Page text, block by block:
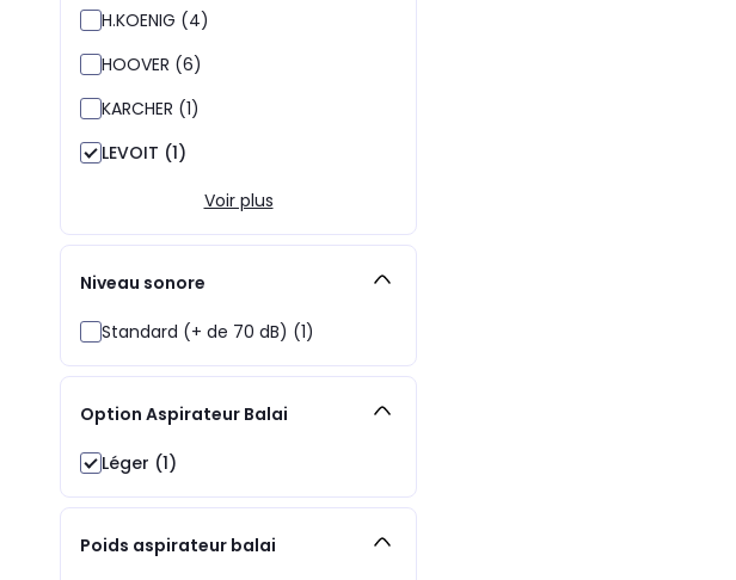
H.KOENIG (4)
HOOVER (6)
KARCHER (1)
LEVOIT (1)
Voir plus
Niveau sonore
Standard (+ de 70 dB) (1)
Option Aspirateur Balai
Léger (1)
Poids aspirateur balai